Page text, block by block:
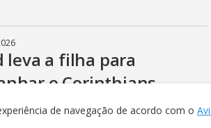
leva a filha para
o Corinthians
'As Brabas são as
de navegação de acordo com o